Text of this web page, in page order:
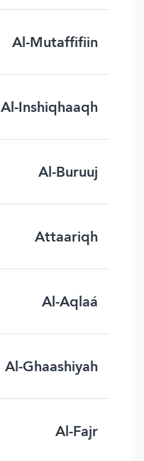
Al-Mutaffifiin
Al-Inshiqhaaqh
Al-Buruuj
Attaariqh
Al-Aqlaá
Al-Ghaashiyah
Al-Fajr